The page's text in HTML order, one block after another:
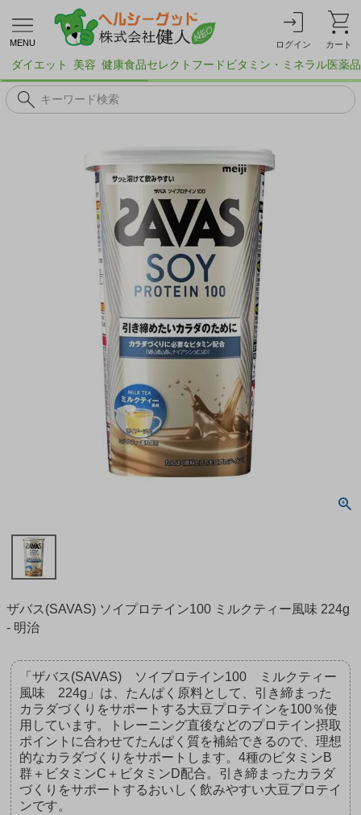
MENU ログイン カート
ダイエット 美容 健康食品セレクトフード ビタミン・ミネラル医薬品
ザバス(SAVAS) ソイプロテイン100 ミルクティー風味 224g
- 明治
「ザバス(SAVAS) ソイプロテイン100 ミルクティー
風味 224g」は、たんぱく原料として、引き締まった
カラダづくりをサポートする大豆プロテインを100％使
用しています。トレーニング直後などのプロテイン摂取
ポイントに合わせてたんぱく質を補給できるので、理想
的なカラダづくりをサポートします。4種のビタミンB
群＋ビタミンC＋ビタミンD配合。引き締まったカラダ
づくりをサポートするおいしく飲みやすい大豆プロテイ
ンです。